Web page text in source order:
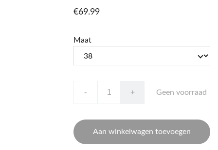
€69.99
Maat
- + Geen voorraad
Aan winkelwagen toevoegen